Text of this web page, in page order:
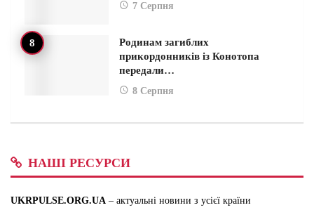
7 Серпня
Родинам загиблих
прикордонників із Конотопа
передали…
8 Серпня
НАШІ РЕСУРСИ
UKRPULSE.ORG.UA – актуальні новини з усієї країни